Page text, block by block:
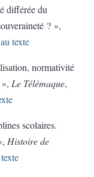
différée du
? »,
texte
normativité
Le Télémaque,
scolaires.
Histoire de